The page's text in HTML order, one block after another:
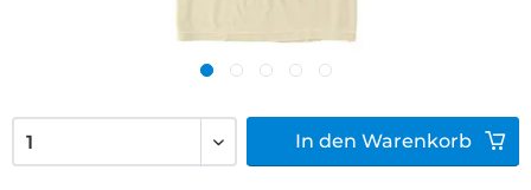
In den Warenkorb